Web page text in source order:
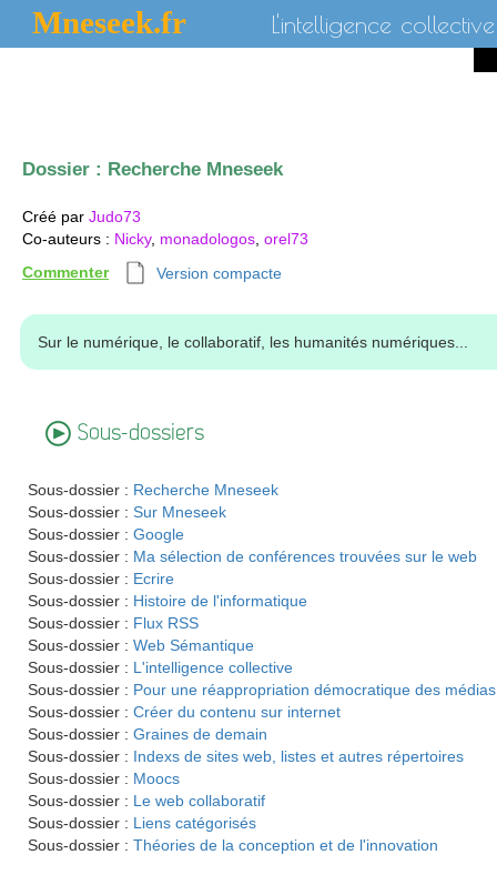
Mneseek.fr L'intelligence collective
Dossier : Recherche Mneseek
Créé par Judo73
Co-auteurs : Nicky, monadologos orel73
Commenter
Version compacte
Sur le numérique, le collaboratif, les humanités numériques...
Sous-dossiers
Sous-dossier : Recherche Mneseek
Sous-dossier : Sur Mneseek
Sous-dossier : Google
Sous-dossier : Ma sélection de conférences trouvées sur le web
Sous-dossier : Ecrire
Sous-dossier : Histoire de l'informatique
Sous-dossier : Flux RSS
Sous-dossier : Web Sémantique
Sous-dossier : L'intelligence collective
Sous-dossier : Pour une réappropriation démocratique des médias
Sous-dossier : Créer du contenu sur internet
Sous-dossier : Graines de demain
Sous-dossier : Indexs de sites web, listes et autres répertoires
Sous-dossier : Moocs
Sous-dossier : Le web collaboratif
Sous-dossier : Liens catégorisés
Sous-dossier : Théories de la conception et de l'innovation